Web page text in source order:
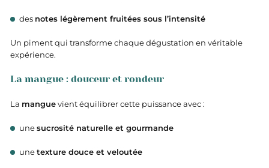
des notes légèrement fruitées sous l’intensité
Un piment qui transforme chaque dégustation en véritable
expérience.
La mangue : douceur et rondeur
La manguevient équilibrer cette puissance avec :
unesucrosité naturelle et gourmande
unetexture douce et veloutée